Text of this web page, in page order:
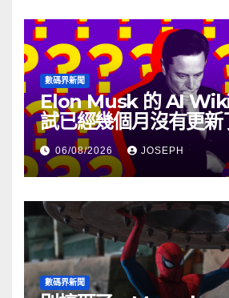
數碼界新聞
Elon Musk 的 AI
試已經幾個月沒有更新
06/08/2026 JOSEPH
數碼界新聞